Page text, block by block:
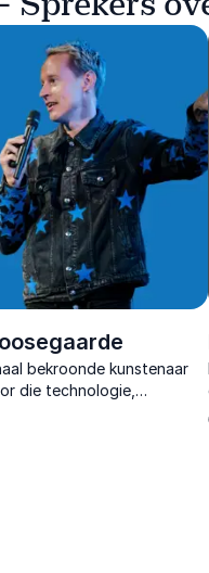
bekroonde kunstenaar
die technologie,